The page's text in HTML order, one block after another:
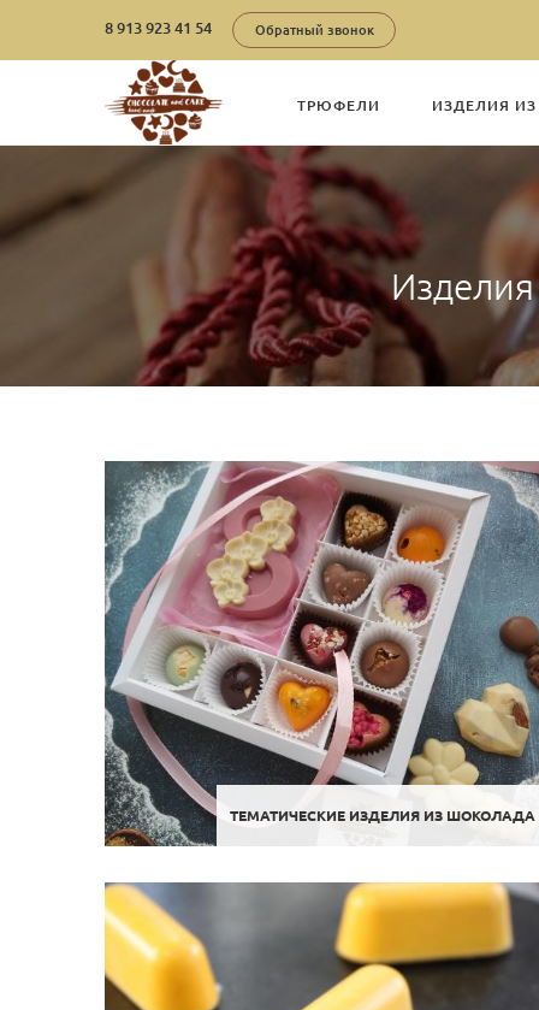
8 913 923 41 54 Обратный звонок
ТРЮФЕЛИ ИЗДЕЛИЯ
Изделия
ТЕМАТИЧЕСКИЕ ИЗДЕЛИЯ ИЗ ШОКОЛАДА